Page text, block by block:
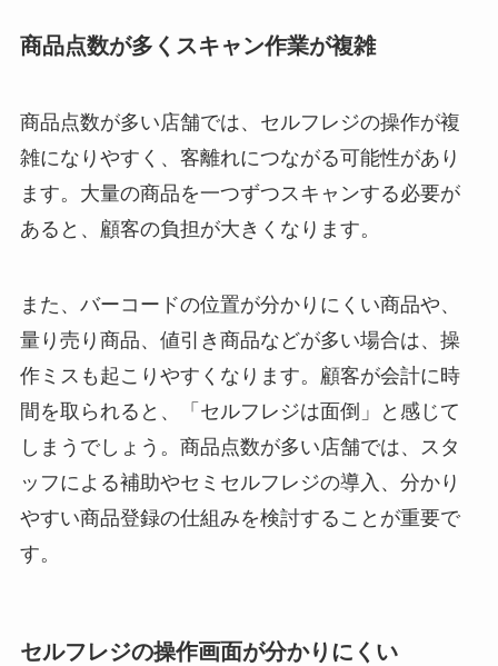
商品点数が多くスキャン作業が複雑
商品点数が多い店舗では、セルフレジの操作が複
雑になりやすく、客離れにつながる可能性があり
ます。大量の商品を一つずつスキャンする必要が
あると、顧客の負担が大きくなります。
また、バーコードの位置が分かりにくい商品や、
量り売り商品、値引き商品などが多い場合は、操
作ミスも起こりやすくなります。顧客が会計に時
間を取られると、「セルフレジは面倒」と感じて
しまうでしょう。商品点数が多い店舗では、スタ
ッフによる補助やセミセルフレジの導入、分かり
やすい商品登録の仕組みを検討することが重要で
す。
セルフレジの操作画面が分かりにくい